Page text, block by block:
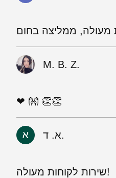
M. B. Z.
❤ 👐 👏👏
א. ד.
שירות לקוחות מעולה!